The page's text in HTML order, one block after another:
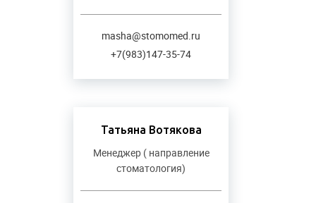
masha@stomomed.ru
+7(983)147-35-74
Татьяна Вотякова
Менеджер ( направление
стоматология)